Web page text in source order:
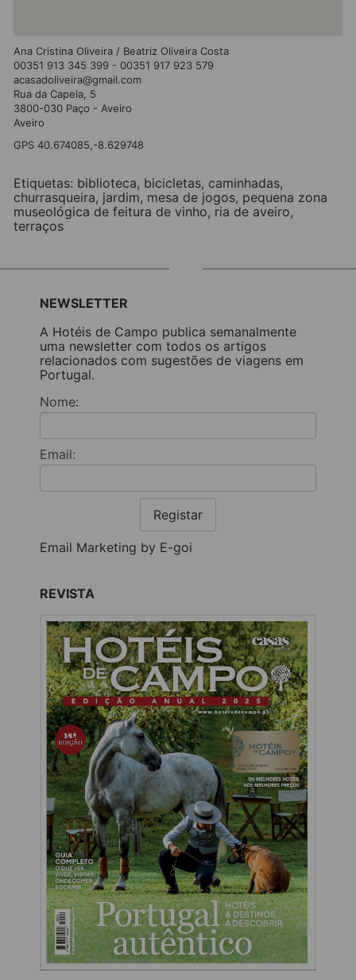
Ana Cristina Oliveira / Beatriz Oliveira Costa
00351 913 345 399 - 00351 917 923 579
acasadoliveira@gmail.com
Rua da Capela, 5
3800-030 Paço - Aveiro
Aveiro
GPS 40.674085,-8.629748
Etiquetas: biblioteca, bicicletas, caminhadas,
churrasqueira, jardim, mesa de jogos, pequena zona
museológica de feitura de vinho, ria de aveiro,
terraços
NEWSLETTER
A Hotéis de Campo publica semanalmente
uma newsletter com todos os artigos
relacionados com sugestões de viagens em
Portugal.
Nome:
Email:
Registar
Email Marketing by E-goi
REVISTA